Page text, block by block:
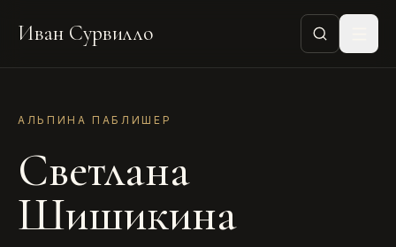
Иван Сурвилло
АЛЬПИНА ПАБЛИШЕР
Светлана
Шишикина